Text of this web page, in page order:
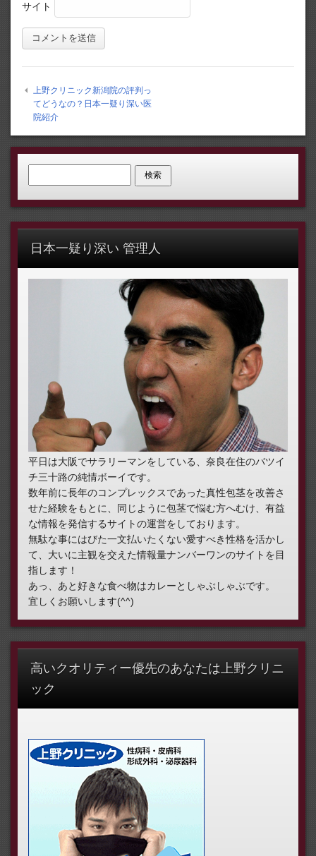
サイト
上野クリニック新潟院の評判っ
てどうなの？日本一疑り深い医
院紹介
日本一疑り深い 管理人
平日は大阪でサラリーマンをしている、奈良在住のバツイ
チ三十路の純情ボーイです。
数年前に長年のコンプレックスであった真性包茎を改善さ
せた経験をもとに、同じように包茎で悩む方へむけ、有益
な情報を発信するサイトの運営をしております。
無駄な事にはびた一文払いたくない愛すべき性格を活かし
て、大いに主観を交えた情報量ナンバーワンのサイトを目
指します！
あっ、あと好きな食べ物はカレーとしゃぶしゃぶです。
宜しくお願いします(^^)
高いクオリティー優先のあなたは上野クリニ
ック